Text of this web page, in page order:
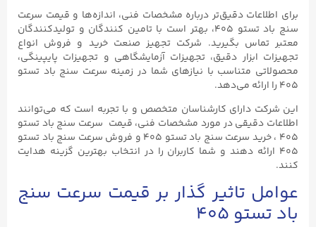
برای اطلاعات دقیق‌تر درباره مشخصات فنی، اندازه‌ها و قیمت‌ سرعت
سنج باد تستو ۴۰۵، بهتر است با تامین کنندگان و تولیدکنندگان
معتبر تماس بگیرید. شرکت تجهیز صنعت خرید و فروش انواع
تجهیزات ابزار دقیق، تجهیزات آزمایشگاهی و تجهیزات پایپینگی،
محصولاتی متناسب با نیازهای شما در زمینه سرعت سنج باد تستو
۴۰۵ را ارائه می‌دهد.
این شرکت دارای کارشناسان متخصص و با تجربه است که می‌توانند
اطلاعات دقیقی در مورد مشخصات فنی، قیمت سرعت سنج باد تستو
۴۰۵ ، خرید سرعت سنج باد تستو ۴۰۵ و فروش سرعت سنج باد تستو
۴۰۵ ارائه دهند و شما کاربران را در انتخاب بهترین گزینه هدایت
کنند.
عوامل تاثیر گذار بر قیمت سرعت سنج
باد تستو ۴۰۵